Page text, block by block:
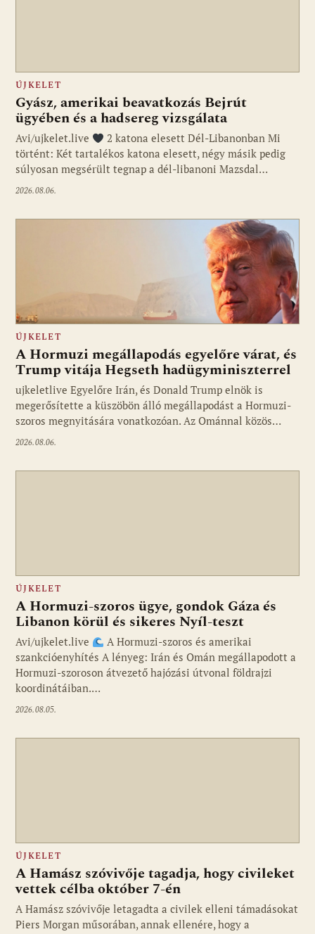
ÚJKELET
Gyász, amerikai beavatkozás Bejrút
ügyében és a hadsereg vizsgálata
Avi/ujkelet.live
2 katona elesett Dél-Libanonban Mi
történt: Két tartalékos katona elesett, négy másik pedig
súlyosan megsérült tegnap a dél-libanoni Mazsdal…
2026.08.06.
Fotó: ujkelet.live
ÚJKELET
A Hormuzi megállapodás egyelőre várat, és
Trump vitája Hegseth hadügyminiszterrel
ujkeletlive Egyelőre Irán, és Donald Trump elnök is
megerősítette a küszöbön álló megállapodást a Hormuzi-
szoros megnyitására vonatkozóan. Az Ománnal közös…
2026.08.06.
ÚJKELET
A Hormuzi-szoros ügye, gondok Gáza és
Libanon körül és sikeres Nyíl-teszt
Avi/ujkelet.live
A Hormuzi-szoros és amerikai
szankcióenyhítés A lényeg: Irán és Omán megállapodott a
Hormuzi-szoroson átvezető hajózási útvonal földrajzi
koordinátáiban.…
2026.08.05.
ÚJKELET
A Hamász szóvivője tagadja, hogy civileket
vettek célba október 7-én
A Hamász szóvivője letagadta a civilek elleni támadásokat
Piers Morgan műsorában, annak ellenére, hogy a